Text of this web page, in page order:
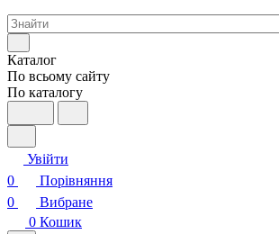
Каталог
По всьому сайту
По каталогу
Увійти
0
Порівняння
0
Вибране
0 Кошик